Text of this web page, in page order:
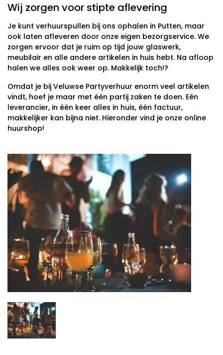
Wij zorgen voor stipte aflevering
Je kunt verhuurspullen bij ons ophalen in Putten, maar
ook laten afleveren door onze eigen bezorgservice. We
zorgen ervoor dat je ruim op tijd jouw glaswerk,
meubilair en alle andere artikelen in huis hebt. Na afloop
halen we alles ook weer op. Makkelijk toch!?
Omdat je bij Veluwse Partyverhuur enorm veel artikelen
vindt, hoef je maar met één partij zaken te doen. Eén
leverancier, in één keer alles in huis, één factuur,
makkelijker kan bijna niet. Hieronder vind je onze online
huurshop!